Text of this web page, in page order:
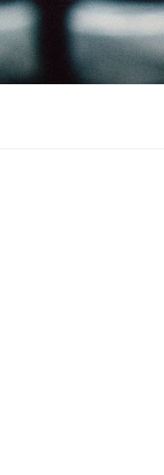
Pular
para
o
conteúdo